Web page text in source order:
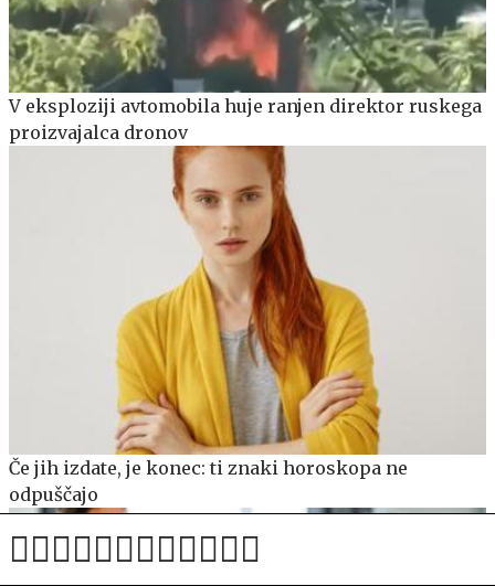
V eksploziji avtomobila huje ranjen direktor ruskega
proizvajalca dronov
Če jih izdate, je konec: ti znaki horoskopa ne
odpuščajo